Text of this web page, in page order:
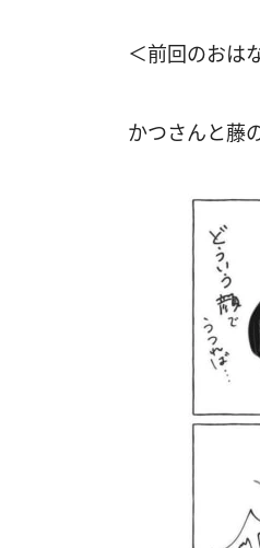
＜前回のおは
かつさんと藤